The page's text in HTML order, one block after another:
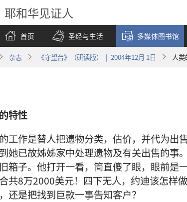
耶和华见证人
首页
圣经与生活 多媒体图书馆
杂志 《守望台》（研读版） | 2004年12月 1日 人
特性
工作是替人把遗物分类，估价，并代为出
她已故姊姊家中处理遗物及有关出售的事
箱子。他打开一看，简直傻了眼，眼前是
共8万2000美元！四下无人，约迪该怎样
还是把找到巨款一事告知客户？